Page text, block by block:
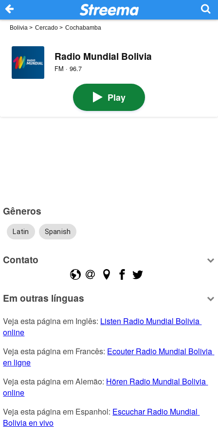
Bolivia > Cercado > Cochabamba
Radio Mundial Bolivia
FM · 96.7
Play
Gêneros
Latin Spanish
Contato
Em outras línguas
Veja esta página em Inglês: Listen Radio Mundial Bolivia
online
Veja esta página em Francês: Ecouter Radio Mundial Bolivia
en ligne
Veja esta página em Alemão: Hören Radio Mundial Bolivia
online
Veja esta página em Espanhol: Escuchar Radio Mundial
Bolivia en vivo